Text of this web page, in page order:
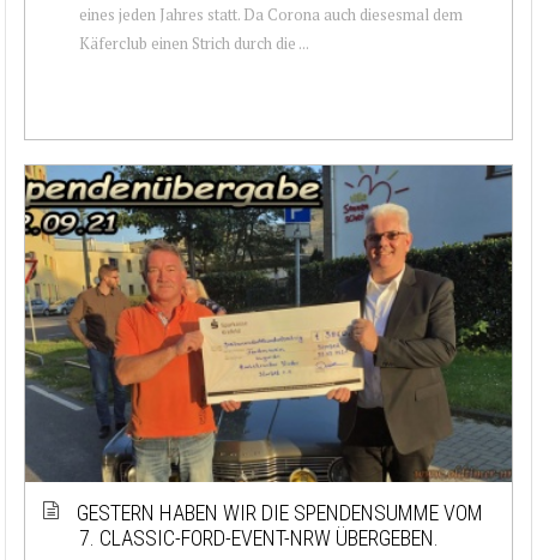
eines jeden Jahres statt. Da Corona auch diesesmal dem
Käferclub einen Strich durch die ...
GESTERN HABEN WIR DIE SPENDENSUMME VOM
7. CLASSIC-FORD-EVENT-NRW ÜBERGEBEN.